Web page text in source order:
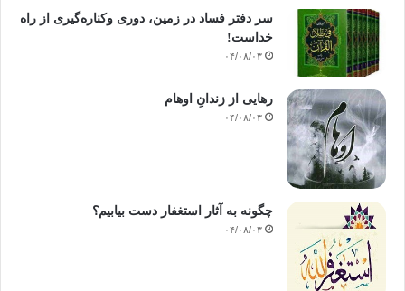
سر دفتر فساد در زمین‌، دوری وکناره‌گیری از راه
خداست‌!
۰۴/۰۸/۰۳
رهایی از زندانِ اوهام
۰۴/۰۸/۰۳
چگونه به آثار استغفار دست بیابیم؟
۰۴/۰۸/۰۳